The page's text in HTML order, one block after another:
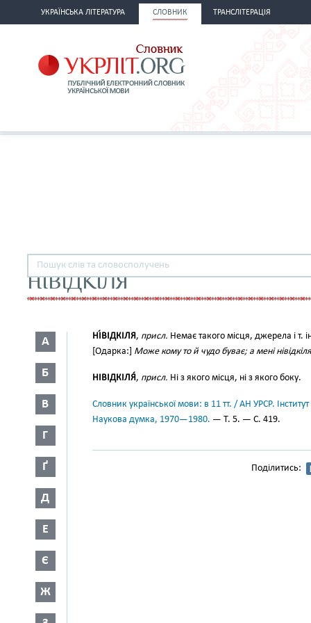
УКРАЇНСЬКА ЛІТЕРАТУРА СЛОВНИК ТРАНСЛІТЕРАЦІЯ
НІВІДКІЛЯ
А
Б
В
Г
Ґ
Д
Е
Є
Ж
НІ́ВІДКІЛЯ, присл. Немає такого місця, джерела і т.
[Одарка:] Може кому то й чудо буває; а мені
НІВІДКІЛЯ́, присл. Ні з якого місця, ні з якого боку.
Словник української мови: в 11 тт. / АН УРСР.
Наукова думка, 1970—1980. — Т. 5. — С. 419.
Поділитись: